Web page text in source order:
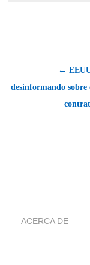
←
desinformando sobre
ACERCA DE